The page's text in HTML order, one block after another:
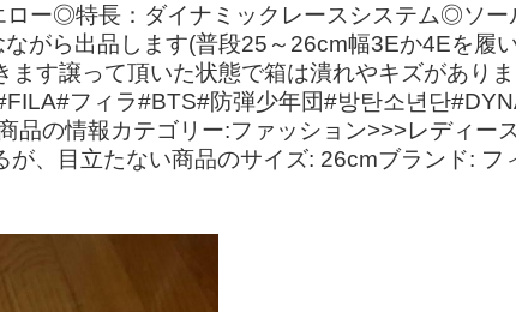
ー◎特長：ダイナミックレースシステム◎ソー
がら出品します(普段25～26cm幅3Eか4Eを履
す譲って頂いた状態で箱は潰れやキズがあり
フィラ#BTS#防弾少年団#방탄소년단
品の情報カテゴリー:ファッション>>>レディー
、目立たない商品のサイズ: 26cmブランド: フ